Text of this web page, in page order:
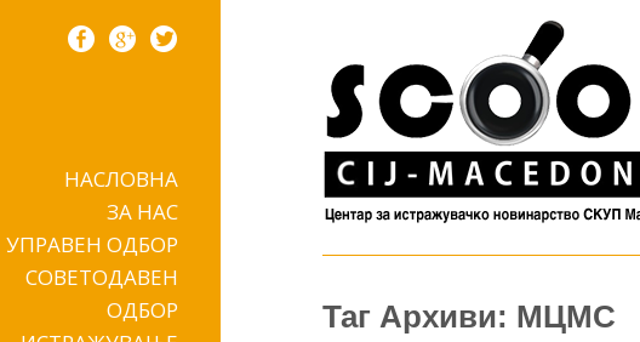
Skip to contentНАСЛОВНА
ЗА НАС
УПРАВЕН ОДБОР
СОВЕТОДАВЕН
ОДБОР
Таг Архиви: МЦМС